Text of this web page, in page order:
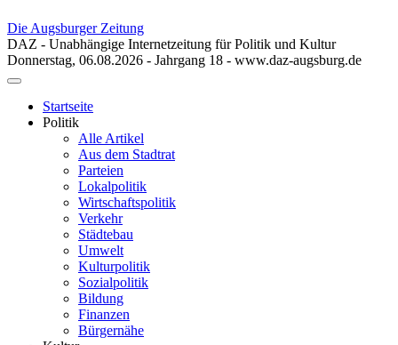
Die Augsburger Zeitung
DAZ - Unabhängige Internetzeitung für Politik und Kultur
Donnerstag, 06.08.2026 - Jahrgang 18 - www.daz-augsburg.de
Toggle
navigationStartseite
Politik
Alle Artikel
Aus dem Stadtrat
Parteien
Lokalpolitik
Wirtschaftspolitik
Verkehr
Städtebau
Umwelt
Kulturpolitik
Sozialpolitik
Bildung
Finanzen
Bürgernähe